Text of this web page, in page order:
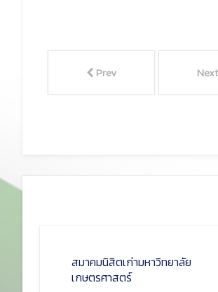
Prev Next
สมาคมนิสิตเก่ามหาวิทยาลัย
เกษตรศาสตร์